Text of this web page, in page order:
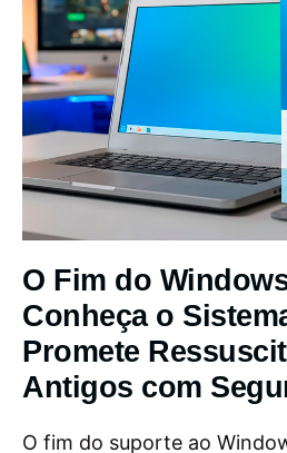
O Fim do
Conheça o
Promete
Antigos com
O fim do suporte ao